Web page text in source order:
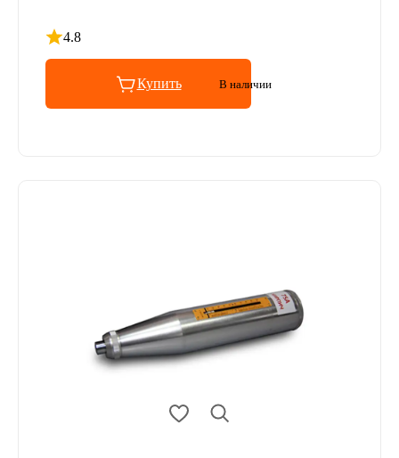
4.8
Рейтинг 4.8 из 5
Купить В наличии